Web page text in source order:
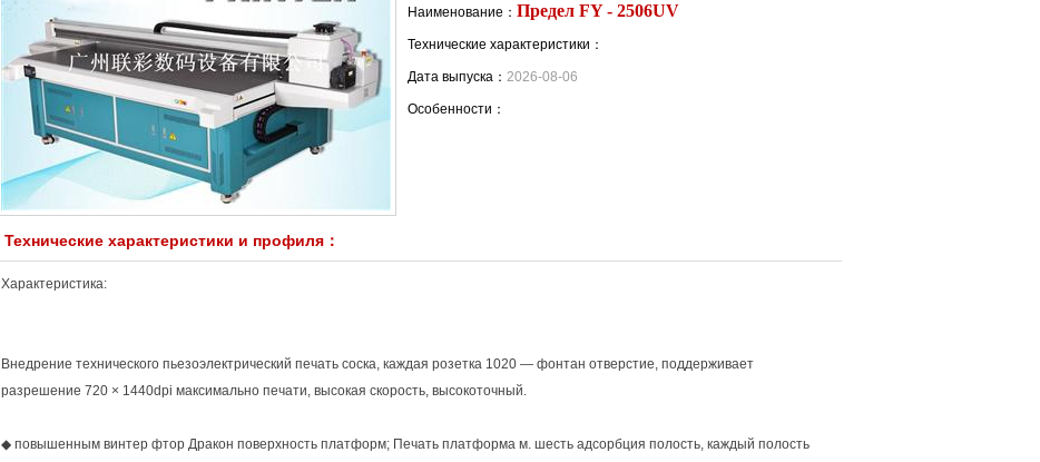
Наименование： Предел FY - 2506UV
Технические характеристики：
Дата выпуска： 2026-08-06
Особенности：
Технические характеристики и профиля：
Характеристика:
Внедрение технического пьезоэлектрический печать соска, каждая розетка 1020 — фонтан отверстие, поддерживает
разрешение 720 × 1440dpi максимально печати, высокая скорость, высокоточный.
◆ повышенным винтер фтор Дракон поверхность платформ; Печать платформа м. шесть адсорбция полость, каждый полость